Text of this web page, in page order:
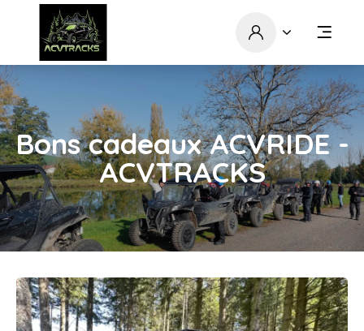
Bons cadeaux ACVRIDE -
ACVTRACKS